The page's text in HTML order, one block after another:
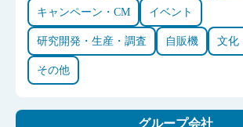
キャンペーン・CM イベント
研究開発・生産・調査 自販機 文化
その他
グループ会社